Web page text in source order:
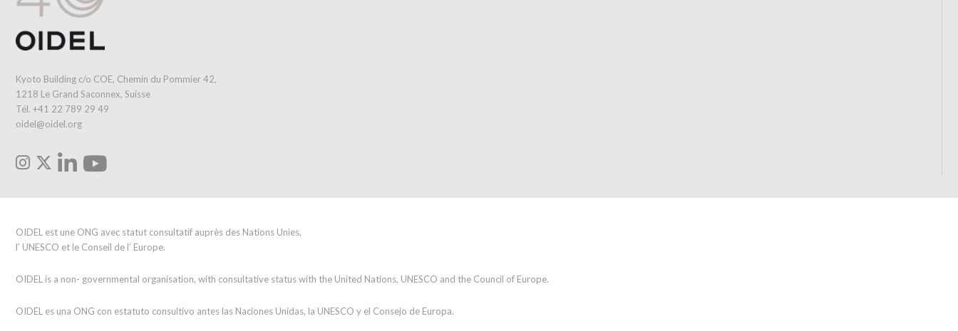
Kyoto Building c/o COE, Chemin du Pommier 42,
1218 Le Grand Saconnex, Suisse
Tél. +41 22 789 29 49
oidel@oidel.org
OIDEL est une ONG avec statut consultatif auprès des Nations Unies,
l’ UNESCO et le Conseil de l’ Europe.
OIDEL is a non- governmental organisation, with consultative status with the United Nations, UNESCO and the Council of Europe.
OIDEL es una ONG con estatuto consultivo antes las Naciones Unidas, la UNESCO y el Consejo de Europa.